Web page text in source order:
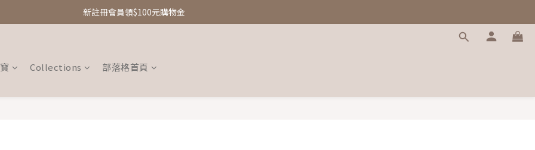
新註冊會員領$100元購物金
新註冊會員領$100元購物金
Collections 部落格首頁